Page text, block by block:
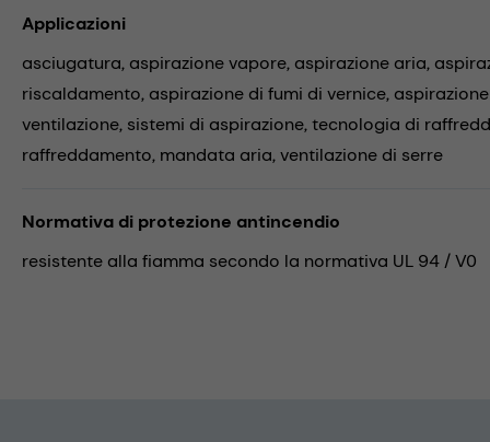
Applicazioni
asciugatura, aspirazione vapore, aspirazione aria,
riscaldamento, aspirazione di fumi di vernice,
ventilazione, sistemi di aspirazione,tecnologia di
raffreddamento, mandata aria,ventilazione di serre
Normativa di protezione antincendio
resistente alla fiamma secondo la normativa UL 94 / V0